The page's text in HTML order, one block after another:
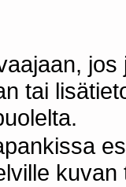
tai